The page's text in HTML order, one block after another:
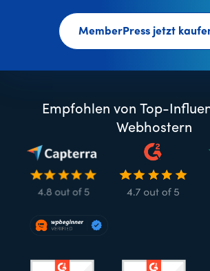
MemberPress jetzt
Empfohlen von Top-
Webhostern